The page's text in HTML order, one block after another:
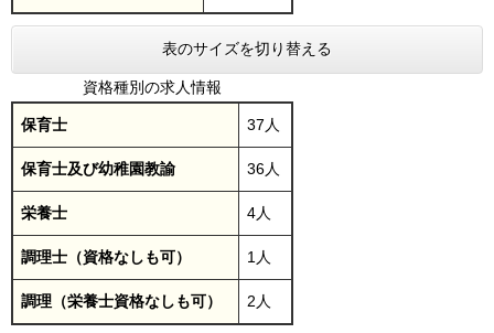
表のサイズを切り替える
資格種別の求人情報
保育士 37人
保育士及び幼稚園教諭 36人
栄養士 4人
調理士（資格なしも可） 1人
調理（栄養士資格なしも可） 2人